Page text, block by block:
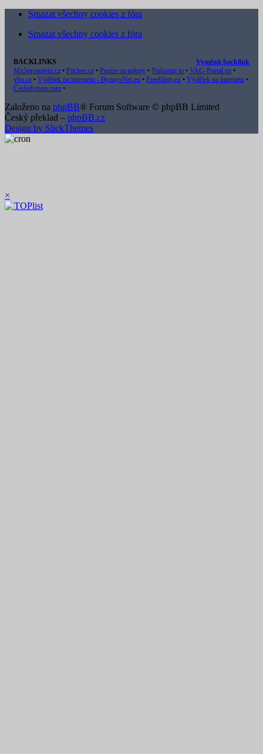
Smazat všechny cookies z fóra
Smazat všechny cookies z fóra
BACKLINKS
Vyměnit backlink
Mx5pronajem.cz • Pitchee.cz • Peníze za ankety • Naštartuj to • VAG-Portal.eu •
ybo.cz • Výdělek na internetu - ByznysNet.eu • Freefilmy.eu • Výdělek na internetu •
Českéforum.com •
Založeno na phpBB® Forum Software © phpBB Limited
Český překlad – phpBB.cz
Design by SlickThemes
×